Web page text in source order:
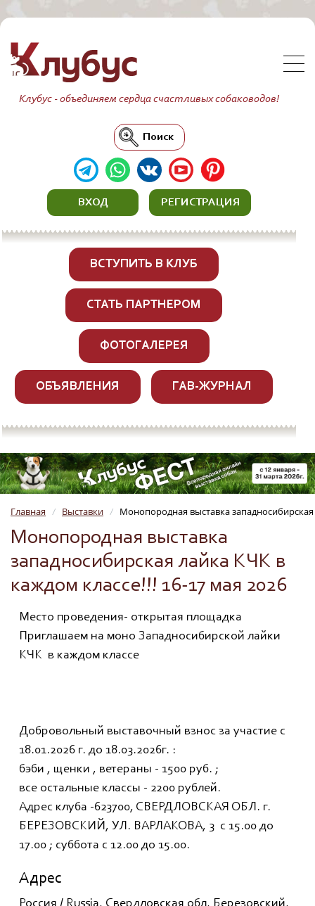
Клубус - объединяем сердца счастливых собаководов!
Поиск
ВХОД РЕГИСТРАЦИЯ
ВСТУПИТЬ В КЛУБ
СТАТЬ ПАРТНЕРОМ
ФОТОГАЛЕРЕЯ
ОБЪЯВЛЕНИЯ ГАВ-ЖУРНАЛ
Главная / Выставки / Монопородная выставка
Монопородная выставка
западносибирская лайка КЧК в
каждом классе!!! 16-17 мая 2026
Место проведения- открытая площадка
Приглашаем на моно Западносибирской лайки
КЧК в каждом классе
Добровольный выставочный взнос за участие с
18.01.2026 г. до 18.03.2026г. :
бэби , щенки , ветераны - 1500 руб. ;
все остальные классы - 2200 рублей.
Адрес клуба -623700, СВЕРДЛОВСКАЯ ОБЛ. г.
БЕРЕЗОВСКИЙ, УЛ. ВАРЛАКОВА, 3 с 15.00 до
17.00 ; суббота с 12.00 до 15.00.
Адрес